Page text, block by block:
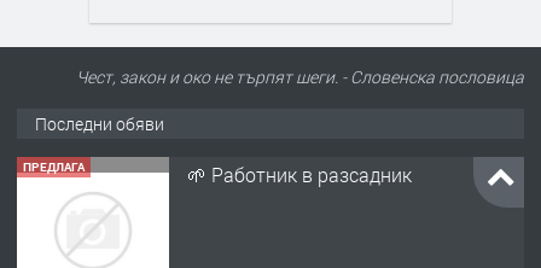
Чест, закон и око не търпят шеги. - Словенскa пословица
Последни обяви
ПРЕДЛАГА 🌱 Работник в разсадник